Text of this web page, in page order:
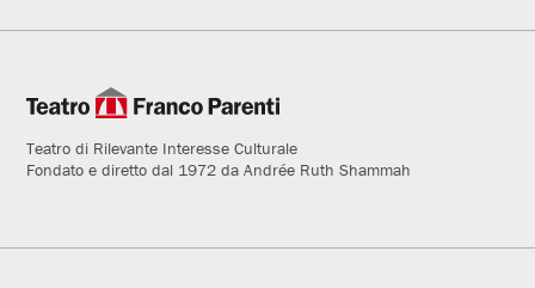
Teatro di Rilevante Interesse Culturale
Fondato e diretto dal 1972 da Andrée Ruth Shammah